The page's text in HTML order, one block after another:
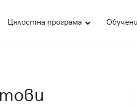
за образование
Цялостна програма